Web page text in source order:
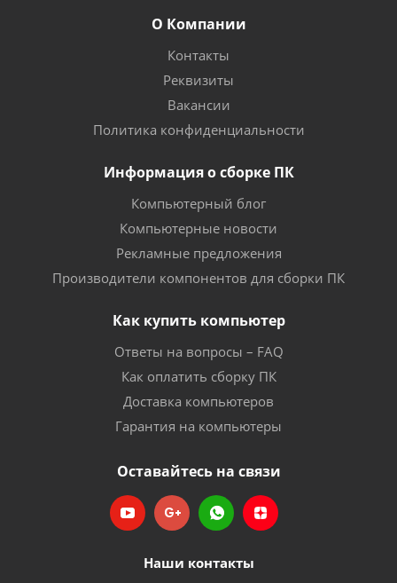
О Компании
Контакты
Реквизиты
Вакансии
Политика конфиденциальности
Информация о сборке ПК
Компьютерный блог
Компьютерные новости
Рекламные предложения
Производители компонентов для сборки ПК
Как купить компьютер
Ответы на вопросы – FAQ
Как оплатить сборку ПК
Доставка компьютеров
Гарантия на компьютеры
Оставайтесь на связи
Наши контакты